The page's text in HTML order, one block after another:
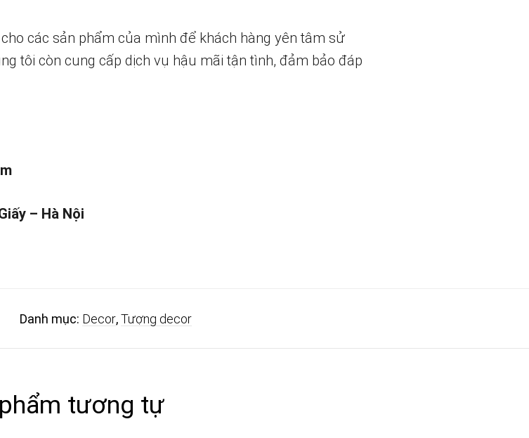
các sản phẩm của mình để khách hàng yên tâm sử
tôi còn cung cấp dịch vụ hậu mãi tận tình, đảm bảo đáp
– Hà Nội
Danh mục: Decor,Tượng decor
tương tự